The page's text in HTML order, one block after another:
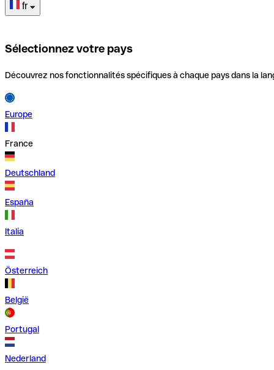
fr
Sélectionnez votre pays
Découvrez nos fonctionnalités spécifiques à chaque pays dans la
Europe
France
Deutschland
España
Italia
Österreich
België
Portugal
Nederland